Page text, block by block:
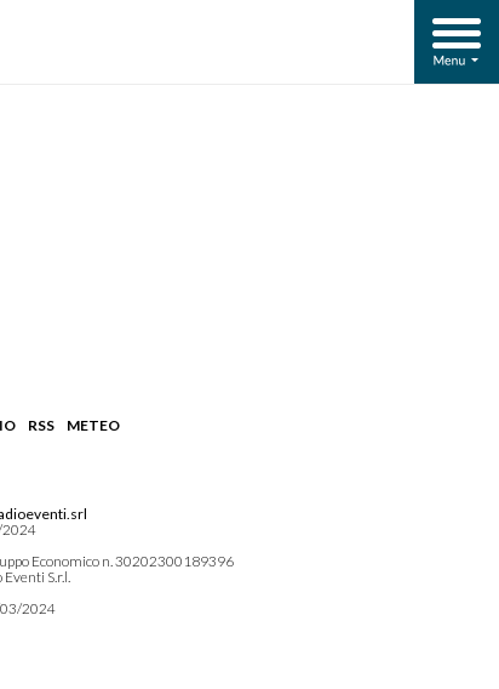
RSS METEO
2024
Economico n. 30202300189396
S.r.l.
03/2024